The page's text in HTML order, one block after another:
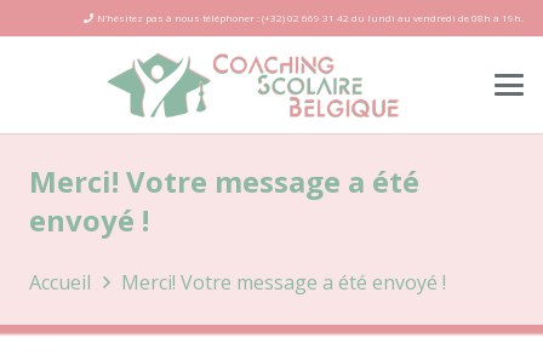
N’hésitez pas à nous téléphoner : (+32) 02 669 31 42 du lundi au vendredi de 08h à 19h.
Merci! Votre message a été
envoyé !
Accueil Merci! Votre message a été envoyé !